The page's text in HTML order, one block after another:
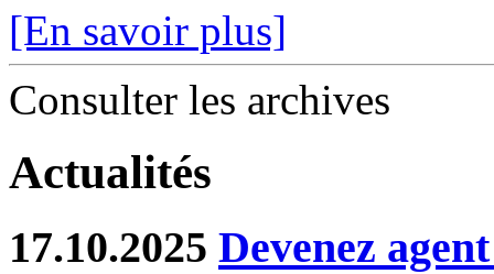
[En savoir plus]
Consulter les archives
Actualités
17.10.2025 Devenez